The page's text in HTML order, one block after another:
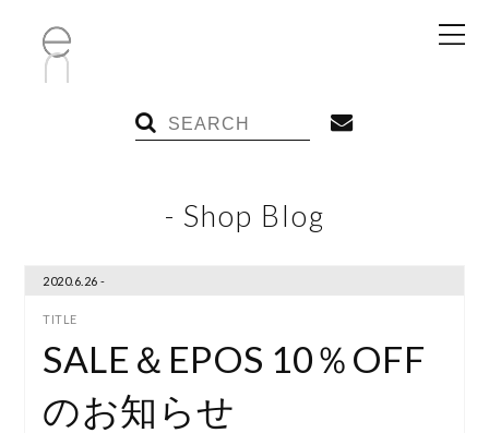
- Shop Blog
2020.6.26 -
SALE＆EPOS 10％OFF
のお知らせ